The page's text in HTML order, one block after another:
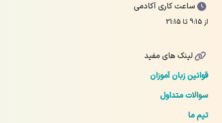
ساعت کاری آکادمی
از 9:15 تا 21:15
لینک های مفید
قوانین زبان آموزان
سوالات متداول
تیم ما